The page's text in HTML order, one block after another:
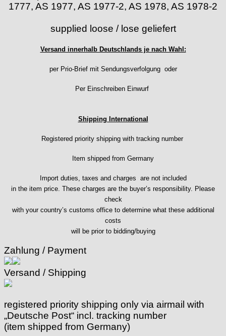
Ebosa
ESA - ETA
F "Felsa"
HF Bauer
Index
Jean Brun
Kasper
Kienzle
Lanco
Lorsa
1777, AS 1977, AS 1977-2, AS 1978, AS 1978-2
supplied loose / lose geliefert
Versand innerhalb Deutschlands je nach Wahl:
per Prio-Brief mit Sendungsverfolgung oder
Per Einschreiben Einwurf
Shipping International
Registered priority shipping with tracking number
Item shipped from Germany
Import duties, taxes and charges are not included
in the item price. These charges are the buyer’s responsibility. Please
check
with your country’s customs office to determine what these additional
costs
will be prior to bidding/buying
Zahlung / Payment
Versand / Shipping
registered priority shipping only via airmail with
„Deutsche Post“ incl. tracking number
(item shipped from Germany)